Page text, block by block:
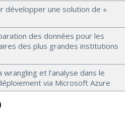
développer une solution de «
des données pour les
des plus grandes institutions
et l’analyse dans le
via Microsoft Azure